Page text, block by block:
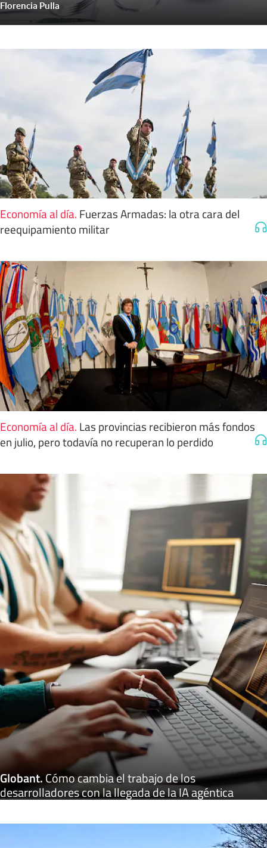
Florencia Pulla
Economía al día. Fuerzas Armadas: la otra cara del
reequipamiento militar
Economía al día. Las provincias recibieron más fondos
en julio, pero todavía no recuperan lo perdido
Globant.Cómo cambia el trabajo de los
desarrolladores con la llegada de la IA agéntica